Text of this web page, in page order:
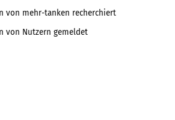
von mehr-tanken recherchiert
von Nutzern gemeldet